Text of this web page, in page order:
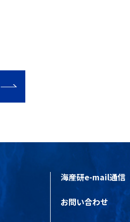
海産研e-mail通信
お問い合わせ